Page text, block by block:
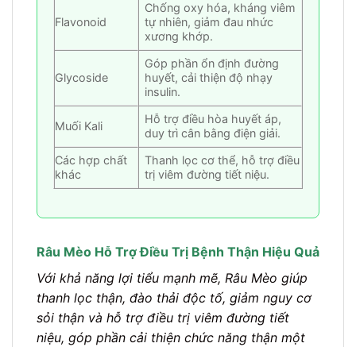
Flavonoid
Chống oxy hóa, kháng viêm
tự nhiên, giảm đau nhức
xương khớp.
Glycoside
Góp phần ổn định đường
huyết, cải thiện độ nhạy
insulin.
Muối Kali
Hỗ trợ điều hòa huyết áp,
duy trì cân bằng điện giải.
Các hợp chất
khác
Thanh lọc cơ thể, hỗ trợ điều
trị viêm đường tiết niệu.
Râu Mèo Hỗ Trợ Điều Trị Bệnh Thận Hiệu Quả
Với khả năng lợi tiểu mạnh mẽ, Râu Mèo giúp
thanh lọc thận, đào thải độc tố, giảm nguy cơ
sỏi thận và hỗ trợ điều trị viêm đường tiết
niệu, góp phần cải thiện chức năng thận một